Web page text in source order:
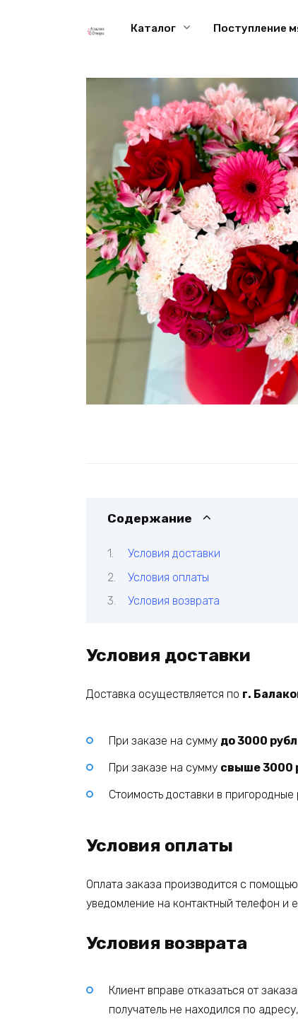
Каталог Поступление
Содержание
Условия доставки
Условия оплаты
Условия возврата
Условия доставки
Доставка осуществляется по г.
При заказе на сумму до 3000
При заказе на сумму свыше 3000
Стоимость доставки в
Условия оплаты
Оплата заказа производится с
уведомление на контактный телефон и
Условия возврата
Клиент вправе отказаться от
получатель не находился по